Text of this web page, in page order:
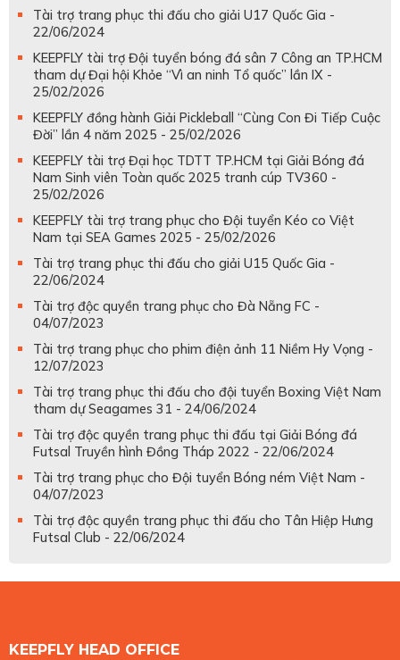
Tài trợ trang phục thi đấu cho giải U17 Quốc Gia -
22/06/2024
KEEPFLY tài trợ Đội tuyển bóng đá sân 7 Công an TP.HCM
tham dự Đại hội Khỏe “Vì an ninh Tổ quốc” lần IX -
25/02/2026
KEEPFLY đồng hành Giải Pickleball “Cùng Con Đi Tiếp Cuộc
Đời” lần 4 năm 2025 - 25/02/2026
KEEPFLY tài trợ Đại học TDTT TP.HCM tại Giải Bóng đá
Nam Sinh viên Toàn quốc 2025 tranh cúp TV360 -
25/02/2026
KEEPFLY tài trợ trang phục cho Đội tuyển Kéo co Việt
Nam tại SEA Games 2025 - 25/02/2026
Tài trợ trang phục thi đấu cho giải U15 Quốc Gia -
22/06/2024
Tài trợ độc quyền trang phục cho Đà Nẵng FC -
04/07/2023
Tài trợ trang phục cho phim điện ảnh 11 Niềm Hy Vọng -
12/07/2023
Tài trợ trang phục thi đấu cho đội tuyển Boxing Việt Nam
tham dự Seagames 31 - 24/06/2024
Tài trợ độc quyền trang phục thi đấu tại Giải Bóng đá
Futsal Truyền hình Đồng Tháp 2022 - 22/06/2024
Tài trợ trang phục cho Đội tuyển Bóng ném Việt Nam -
04/07/2023
Tài trợ độc quyền trang phục thi đấu cho Tân Hiệp Hưng
Futsal Club - 22/06/2024
KEEPFLY HEAD OFFICE